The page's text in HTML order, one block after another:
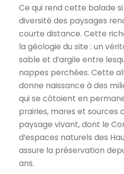
Ce qui rend cette balade
diversité des paysages
courte distance. Cette
la géologie du site : un
sable et d’argile entre
nappes perchées. Cette
donne naissance à des
qui se côtoient en
prairies, mares et sources
paysage vivant, dont le
d’espaces naturels des
assure la préservation
ans.